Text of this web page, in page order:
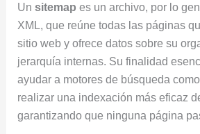
Un sitemap es un archivo, por lo
XML, que reúne todas las páginas
sitio web y ofrece datos sobre su
jerarquía internas. Su finalidad
ayudar a motores de búsqueda
realizar una indexación más eficaz
garantizando que ninguna página